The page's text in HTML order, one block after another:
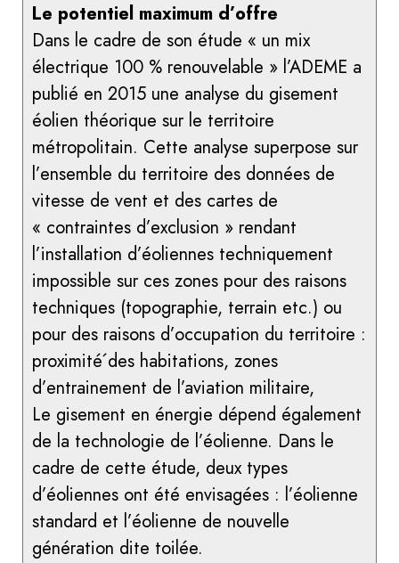
Le potentiel maximum d’offre
Dans le cadre de son étude « un mix
électrique 100 % renouvelable » l’ADEME a
publié en 2015 une analyse du gisement
éolien théorique sur le territoire
métropolitain. Cette analyse superpose sur
l’ensemble du territoire des données de
vitesse de vent et des cartes de
« contraintes d’exclusion » rendant
l’installation d’éoliennes techniquement
impossible sur ces zones pour des raisons
techniques (topographie, terrain etc.) ou
pour des raisons d’occupation du territoire :
proximité́ des habitations, zones
d’entrainement de l’aviation militaire,
Le gisement en énergie dépend également
de la technologie de l’éolienne. Dans le
cadre de cette étude, deux types
d’éoliennes ont été envisagées : l’éolienne
standard et l’éolienne de nouvelle
génération dite toilée.